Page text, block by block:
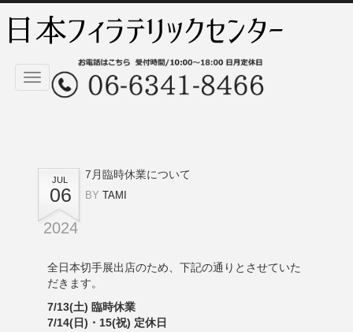
Toggle
navigation
JUL
06
2024
7月臨時休業について
BY TAMI
全日本切手展出店のため、下記の通りとさせていた
だきます。
7/13(土) 臨時休業
7/14(日)・15(祝) 定休日